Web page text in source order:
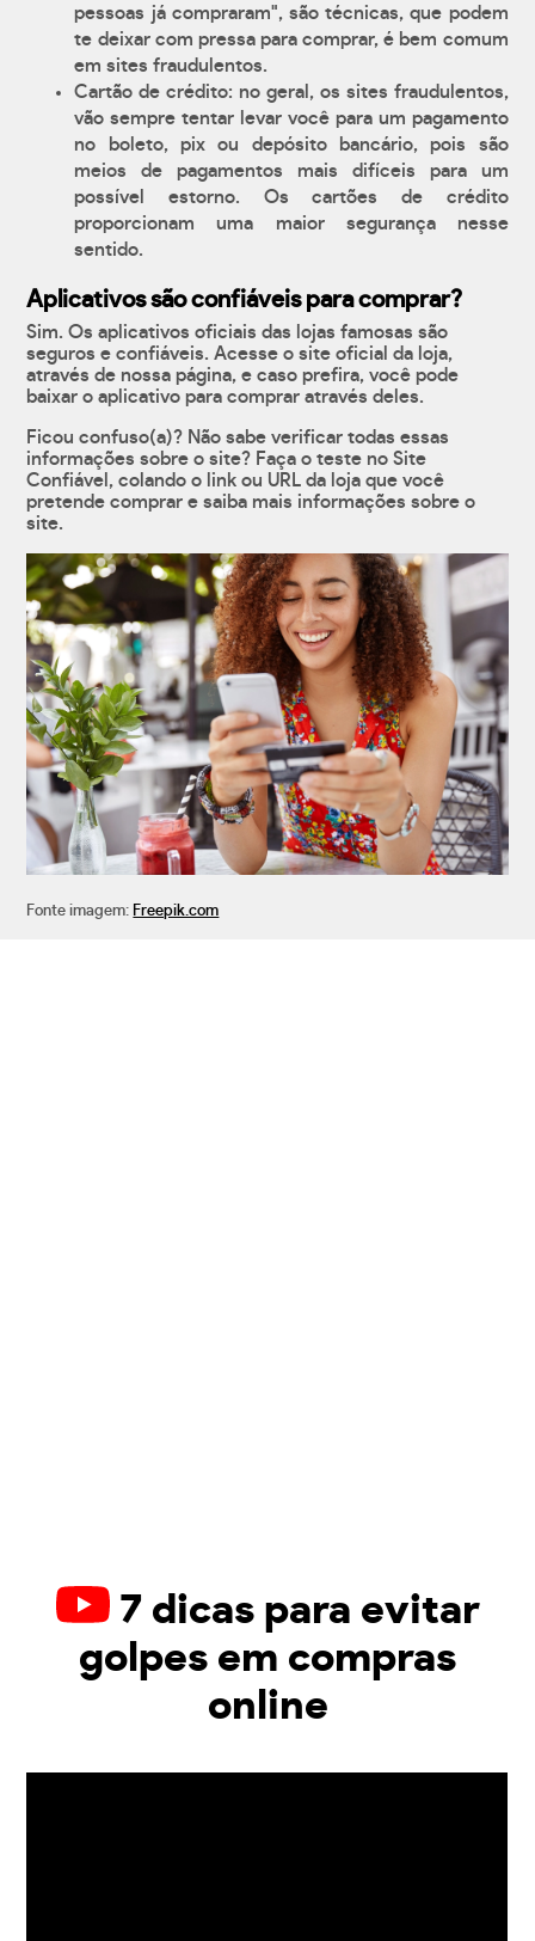
pessoas já compraram", são técnicas, que podem
te deixar com pressa para comprar, é bem comum
em sites fraudulentos.
Cartão de crédito: no geral, os sites fraudulentos,
vão sempre tentar levar você para um pagamento
no boleto, pix ou depósito bancário, pois são
meios de pagamentos mais difíceis para um
possível estorno. Os cartões de crédito
proporcionam uma maior segurança nesse
sentido.
Aplicativos são confiáveis para comprar?
Sim. Os aplicativos oficiais das lojas famosas são
seguros e confiáveis. Acesse o site oficial da loja,
através de nossa página, e caso prefira, você pode
baixar o aplicativo para comprar através deles.
Ficou confuso(a)? Não sabe verificar todas essas
informações sobre o site? Faça o teste no Site
Confiável, colando o link ou URL da loja que você
pretende comprar e saiba mais informações sobre o
site.
Fonte imagem: Freepik.com
7 dicas para evitar
golpes em compras
online